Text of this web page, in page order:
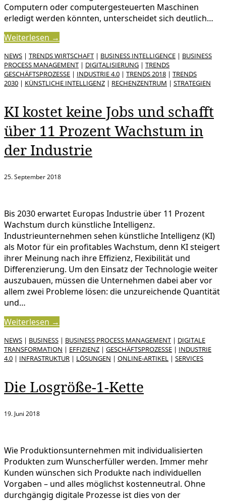
Computern oder computergesteuerten Maschinen
erledigt werden könnten, unterscheidet sich deutlich…
Weiterlesen →
NEWS | TRENDS WIRTSCHAFT | BUSINESS INTELLIGENCE | BUSINESS
PROCESS MANAGEMENT | DIGITALISIERUNG | TRENDS
GESCHÄFTSPROZESSE | INDUSTRIE 4.0 | TRENDS 2018 | TRENDS
2030 | KÜNSTLICHE INTELLIGENZ | RECHENZENTRUM | STRATEGIEN
KI kostet keine Jobs und schafft
über 11 Prozent Wachstum in
der Industrie
25. September 2018
Bis 2030 erwartet Europas Industrie über 11 Prozent
Wachstum durch künstliche Intelligenz.
Industrieunternehmen sehen künstliche Intelligenz (KI)
als Motor für ein profitables Wachstum, denn KI steigert
ihrer Meinung nach ihre Effizienz, Flexibilität und
Differenzierung. Um den Einsatz der Technologie weiter
auszubauen, müssen die Unternehmen dabei aber vor
allem zwei Probleme lösen: die unzureichende Quantität
und…
Weiterlesen →
NEWS | BUSINESS | BUSINESS PROCESS MANAGEMENT | DIGITALE
TRANSFORMATION | EFFIZIENZ | GESCHÄFTSPROZESSE | INDUSTRIE
4.0 | INFRASTRUKTUR | LÖSUNGEN | ONLINE-ARTIKEL | SERVICES
Die Losgröße-1-Kette
19. Juni 2018
Wie Produktionsunternehmen mit individualisierten
Produkten zum Wunscherfüller werden. Immer mehr
Kunden wünschen sich Produkte nach individuellen
Vorgaben – und alles möglichst kostenneutral. Ohne
durchgängig digitale Prozesse ist dies von der